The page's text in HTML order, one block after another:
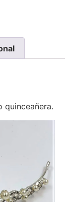
quinceañera.